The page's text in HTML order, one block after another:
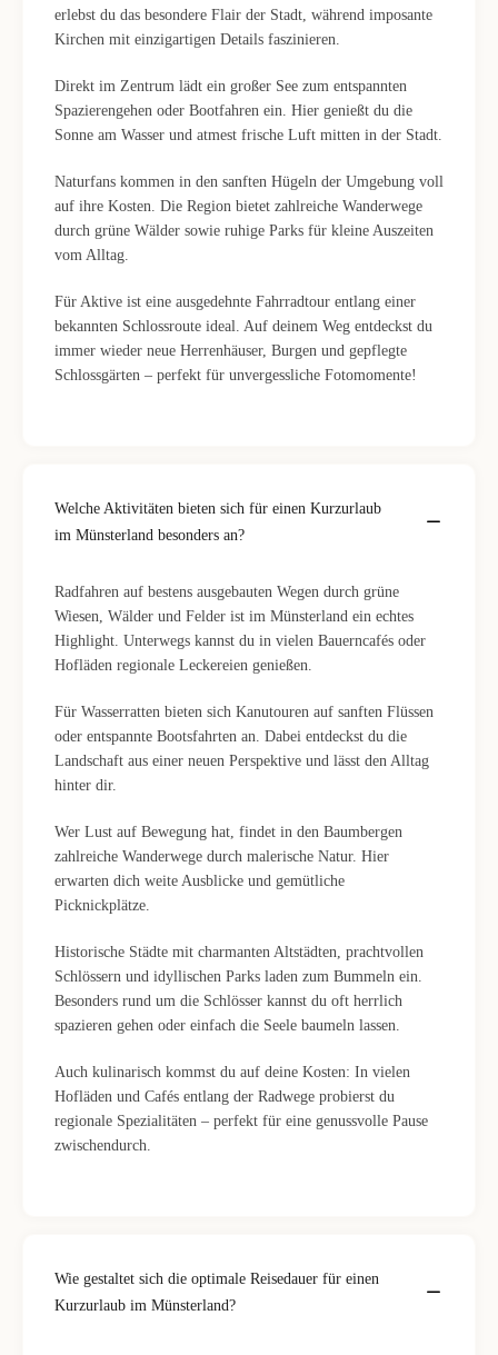
erlebst du das besondere Flair der Stadt, während imposante
Kirchen mit einzigartigen Details faszinieren.
Direkt im Zentrum lädt ein großer See zum entspannten
Spazierengehen oder Bootfahren ein. Hier genießt du die
Sonne am Wasser und atmest frische Luft mitten in der Stadt.
Naturfans kommen in den sanften Hügeln der Umgebung voll
auf ihre Kosten. Die Region bietet zahlreiche Wanderwege
durch grüne Wälder sowie ruhige Parks für kleine Auszeiten
vom Alltag.
Für Aktive ist eine ausgedehnte Fahrradtour entlang einer
bekannten Schlossroute ideal. Auf deinem Weg entdeckst du
immer wieder neue Herrenhäuser, Burgen und gepflegte
Schlossgärten – perfekt für unvergessliche Fotomomente!
Welche Aktivitäten bieten sich für einen Kurzurlaub
im Münsterland besonders an?
Radfahren auf bestens ausgebauten Wegen durch grüne
Wiesen, Wälder und Felder ist im Münsterland ein echtes
Highlight. Unterwegs kannst du in vielen Bauerncafés oder
Hofläden regionale Leckereien genießen.
Für Wasserratten bieten sich Kanutouren auf sanften Flüssen
oder entspannte Bootsfahrten an. Dabei entdeckst du die
Landschaft aus einer neuen Perspektive und lässt den Alltag
hinter dir.
Wer Lust auf Bewegung hat, findet in den Baumbergen
zahlreiche Wanderwege durch malerische Natur. Hier
erwarten dich weite Ausblicke und gemütliche
Picknickplätze.
Historische Städte mit charmanten Altstädten, prachtvollen
Schlössern und idyllischen Parks laden zum Bummeln ein.
Besonders rund um die Schlösser kannst du oft herrlich
spazieren gehen oder einfach die Seele baumeln lassen.
Auch kulinarisch kommst du auf deine Kosten: In vielen
Hofläden und Cafés entlang der Radwege probierst du
regionale Spezialitäten – perfekt für eine genussvolle Pause
zwischendurch.
Wie gestaltet sich die optimale Reisedauer für einen
Kurzurlaub im Münsterland?